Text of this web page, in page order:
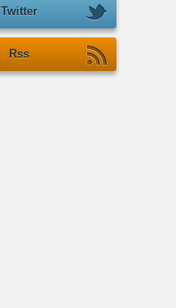
Twitter
Rss